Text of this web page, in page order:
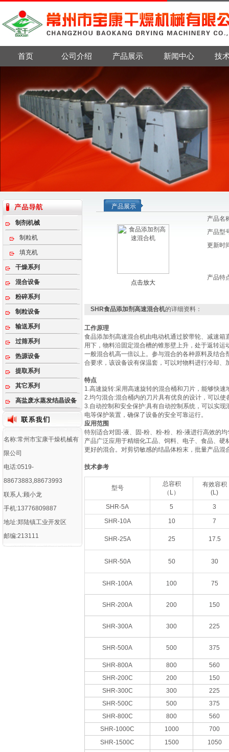
首页 公司介绍 产品展示 新闻中心 技
制剂机械
制粒机
填充机
干燥系列
混合设备
粉碎系列
制粒设备
输送系列
过筛系列
热源设备
提取系列
其它系列
高盐废水蒸发结晶设备
名称:常州市宝康干燥机械有
限公司
电话:0519-
88673883,88673993
联系人:顾小龙
手机:13776809887
地址:郑陆镇工业开发区
邮编:213111
产品展示
点击放大
产品名
产品型
更新时
产品特
SHR食品添加剂高速混合机的详细资料：
工作原理
食品添加剂高速混合机由电动机通过胶带轮、减速
用下，物料沿固定混合槽的锥形壁上升，处于返转
一般混合机高一倍以上。参与混合的各种原料及结
合要求，该设备设有保温套，可以对物料进行冷却、
特点
1.高速旋转:采用高速旋转的混合桶和刀片，能够快
2.均匀混合:混合桶内的刀片具有优良的设计，可以
3.自动控制和安全保护:具有自动控制系统，可以实
电等保护装置，确保了设备的安全可靠运行。
应用范围
特别适合对固-液、固-粉、粉-粉、粉-液进行高效的
产品广泛应用于精细化工品、饲料、电子、食品、
更好的混合。对剪切敏感的结晶体粉末，批量产品混
技术参考
型号
总容积
（L）
有效容积
(L)
SHR-5A
5
3
SHR-10A
10 7
SHR-25A 25 17.5
SHR-50A 50 30
SHR-100A 100 75
SHR-200A 200 150
SHR-300A 300 225
SHR-500A 500 375
SHR-800A 800
560
SHR-200C
200
150
SHR-300C
300
225
SHR-500C
500
375
SHR-800C
800
560
SHR-1000C
1000
700
SHR-1500C
1500 1050